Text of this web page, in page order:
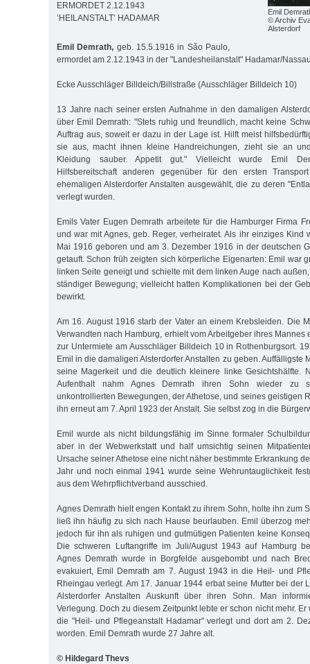
Emil
© Archiv
Alsterdorf
ERMORDET 2.12.1943
’HEILANSTALT’ HADAMAR
Emil Demrath, geb. 15.5.1916 in São Paulo,
ermordet am 2.12.1943 in der "Landes­heilanstalt" Hadamar/
Ecke Ausschläger Billdeich/Billstraße (Ausschläger Billdeich 10)
13 Jahre nach seiner ersten Aufnahme in den damaligen
über Emil Demrath: "Stets ruhig und freundlich, macht keine
Auftrag aus, soweit er dazu in der Lage ist. Hilft meist
sie aus, macht ihnen kleine Handreichungen, zieht sie an
Kleidung sauber. Appetit gut." Vielleicht wurde Emil
Hilfsbereitschaft anderen gegenüber für den ersten
ehemaligen Alsterdorfer Anstalten ausgewählt, die zu deren
verlegt wurden.
Emils Vater Eugen Demrath arbeitete für die Hamburger Firma
und war mit Agnes, geb. Reger, verheiratet. Als ihr einziges Kind
Mai 1916 geboren und am 3. Dezember 1916 in der deutschen
getauft. Schon früh zeigten sich körperliche Eigenarten: Emil war
linken Seite geneigt und schielte mit dem linken Auge nach
ständiger Bewegung; vielleicht hatten Komplikationen bei der
bewirkt.
Am 16. August 1916 starb der Vater an einem Krebsleiden. Die
Verwandten nach Hamburg, erhielt vom Arbeitgeber ihres Mannes
zur Untermiete am Ausschläger Billdeich 10 in Rothenburgsort.
Emil in die damaligen Alsterdorfer Anstalten zu geben. Auffälligste
seine Magerkeit und die deutlich kleinere linke Gesichtshälfte.
Aufenthalt nahm Agnes Demrath ihren Sohn wieder zu
unkontrollierten Bewegungen, der Athetose, und seines geistigen
ihn erneut am 7. April 1923 der Anstalt. Sie selbst zog in die
Emil wurde als nicht bildungsfähig im Sinne formaler
aber in der Webwerkstatt und half umsichtig seinen
Ursache seiner Athetose eine nicht näher bestimmte Erkrankung
Jahr und noch einmal 1941 wurde seine Wehruntauglichkeit
aus dem Wehr­pflichtverband ausschied.
Agnes Demrath hielt engen Kontakt zu ihrem Sohn, holte ihn zum
ließ ihn häufig zu sich nach Hause beurlauben. Emil überzog
jedoch für ihn als ruhigen und gutmütigen Patienten keine
Die schweren Luftangriffe im Juli/August 1943 auf Hamburg
Agnes Demrath wurde in Borgfelde ausgebombt und nach
evakuiert, Emil Demrath am 7. August 1943 in die Heil- und
Rheingau verlegt. Am 17. Januar 1944 erbat seine Mutter bei der
Alsterdorfer Anstalten Auskunft über ihren Sohn. Man
Verlegung. Doch zu diesem Zeitpunkt lebte er schon nicht mehr.
die "Heil- und Pflegeanstalt Hadamar" verlegt und dort am 2.
worden. Emil Demrath wurde 27 Jahre alt.
© Hildegard Thevs